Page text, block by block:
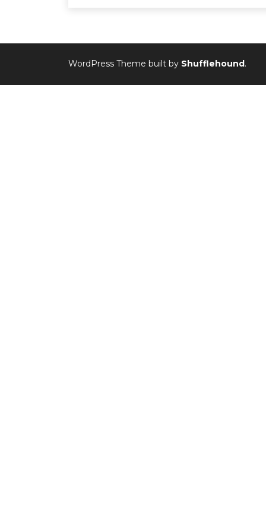
WordPress Theme built by Shufflehound .